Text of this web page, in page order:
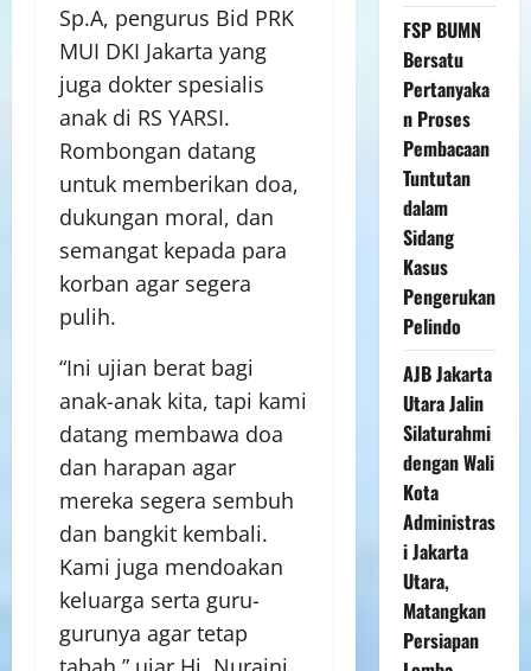
Sp.A, pengurus Bid PRK
MUI DKI Jakarta yang
juga dokter spesialis
anak di RS YARSI.
Rombongan datang
untuk memberikan doa,
dukungan moral, dan
semangat kepada para
korban agar segera
pulih.
“Ini ujian berat bagi
anak-anak kita, tapi kami
datang membawa doa
dan harapan agar
mereka segera sembuh
dan bangkit kembali.
Kami juga mendoakan
keluarga serta guru-
gurunya agar tetap
FSP BUMN
Bersatu
Pertanyaka
n Proses
Pembacaan
Tuntutan
dalam
Sidang
Kasus
Pengerukan
Pelindo
AJB Jakarta
Utara Jalin
Silaturahmi
dengan Wali
Kota
Administras
i Jakarta
Utara,
Matangkan
Persiapan